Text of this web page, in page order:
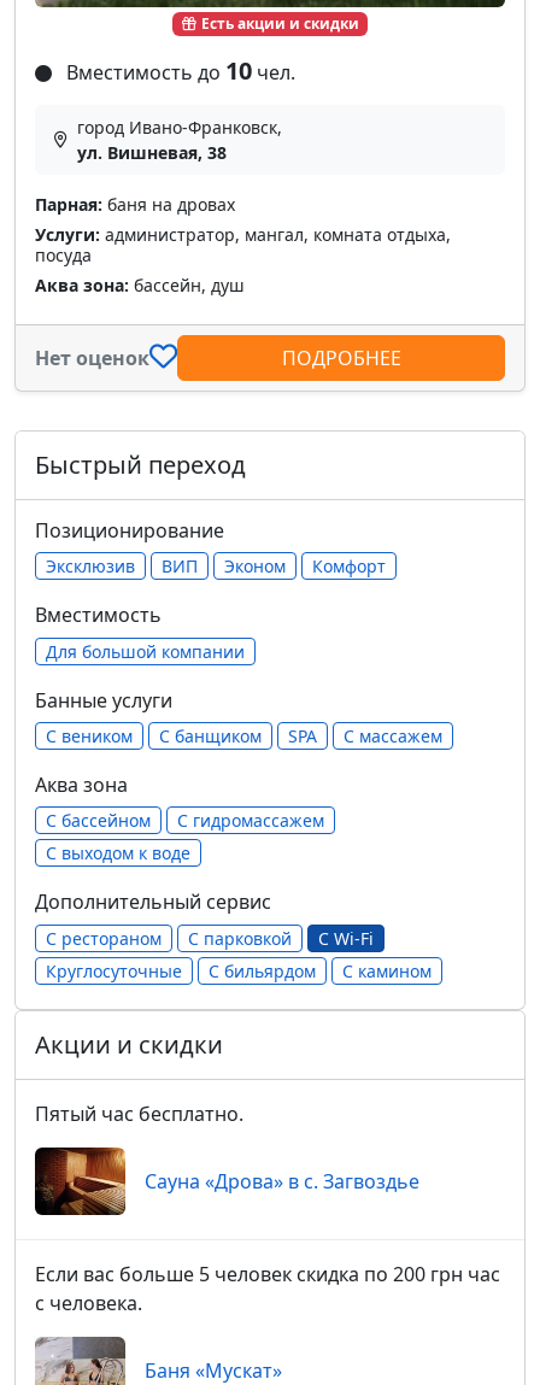
Есть акции и скидки
Вместимость до 10 чел.
город Ивано-Франковск,
ул. Вишневая, 38
Парная: баня на дровах
Услуги: администратор, мангал, комната отдыха,
посуда
Аква зона: бассейн, душ
Нет оценок ПОДРОБНЕЕ
Быстрый переход
Позиционирование
Эксклюзив ВИП Эконом Комфорт
Вместимость
Для большой компании
Банные услуги
С веником С банщиком SPA С массажем
Аква зона
С бассейном
С гидромассажем
С выходом к воде
Дополнительный сервис
С рестораном С парковкой
С Wi-Fi
Круглосуточные
С бильярдом С камином
Акции и скидки
Пятый час бесплатно.
Сауна «Дрова» в с. Загвоздье
Если вас больше 5 человек скидка по 200 грн час
с человека.
Баня «Мускат»